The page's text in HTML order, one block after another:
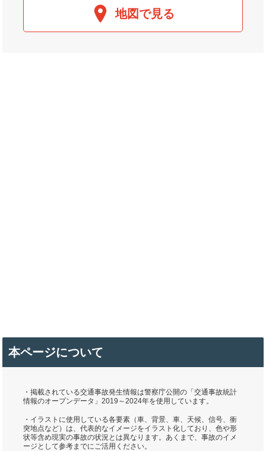
地図で見る
本ページについて
・掲載されている交通事故発生情報は警察庁公開の「交通事故統計
情報のオープンデータ」2019～2024年を使用しています。
・イラストに使用している各要素（車、背景、車、天候、信号、衝
突地点など）は、代表的なイメージをイラスト化しており、色や形
状等含め現実の事故の状況とは異なります。あくまで、事故のイメ
ージとして参考までにご活用ください。